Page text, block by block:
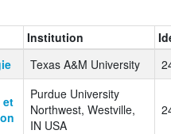
Institution
Texas A&M University
et
Purdue University
Northwest, Westville,
IN USA